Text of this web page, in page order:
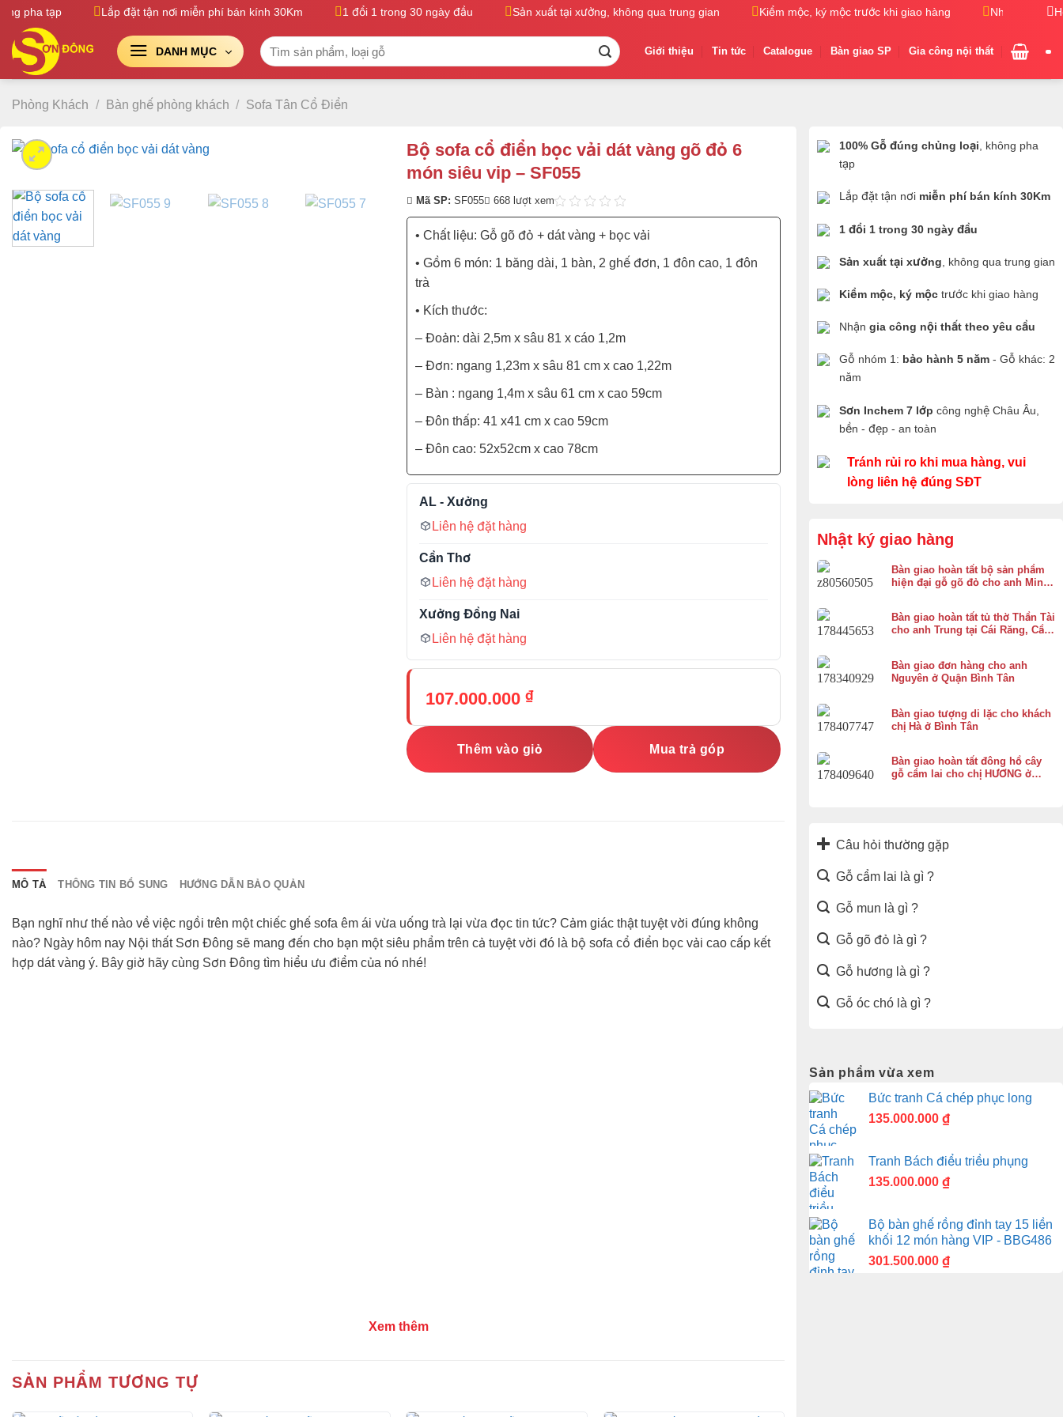
Bỏ
nội
dung
pha tạp Lắp đặt tận nơi miễn phí bán kính 30Km 1 đổi 1 trong 30 ngày đầu Sản xuất tại xưởng, không qua trung gian Kiểm mộc, ký mộc trước khi giao hàng Nhận gia công
DANH MỤC
Tìm
kiếm:
Giới thiệu Tin tức Catalogue Bàn giao SP Gia công nội thất
Phòng Khách / Bàn ghế phòng khách / Sofa Tân Cổ Điển
100% Gỗ đúng chủng loại , không pha
tạp
Lắp đặt tận nơimiễn phí bán kính 30Km
1 đổi 1 trong 30 ngày đầu
Sản xuất tại xưởng , không qua trung gian
Kiểm mộc, ký mộctrước khi giao hàng
Nhận gia công nội thất theo yêu cầu
Gỗ nhóm 1: bảo hành 5 năm- Gỗ khác: 2
năm
Sơn Inchem 7 lớp công nghệ Châu Âu,
bền - đẹp - an toàn
Tránh rủi ro khi mua hàng, vui
lòng liên hệ đúng SĐT
Nhật ký giao hàng
Bàn giao hoàn tất bộ sản phẩm
hiện đại gỗ gõ đỏ cho anh Minh
Bàn giao hoàn tất tủ thờ Thần Tài
cho anh Trung tại Cái Răng, Cần
Bàn giao đơn hàng cho anh
Nguyên ở Quận Bình Tân
Bàn giao tượng di lặc cho khách
chị Hà ở Bình Tân
Bàn giao hoàn tất đông hồ cây
gỗ cẩm lai cho chị HƯƠNG ở
Câu hỏi thường gặp
Gỗ cẩm lai là gì ?
Gỗ mun là gì ?
Gỗ gõ đỏ là gì ?
Gỗ hương là gì ?
Gỗ óc chó là gì ?
Sản phẩm vừa xem
Bức tranh Cá chép phục long
135.000.000 ₫
Tranh Bách điểu triều phụng
135.000.000 ₫
Bộ bàn ghế rồng đỉnh tay 15 liền
khối 12 món hàng VIP - BBG486
301.500.000 ₫
Bộ sofa cổ điển bọc vải dát vàng gõ đỏ 6
món siêu vip – SF055
Mã SP: SF055 668 lượt xem
• Chất liệu: Gỗ gõ đỏ + dát vàng + bọc vải
• Gồm 6 món: 1 băng dài, 1 bàn, 2 ghế đơn, 1 đôn cao, 1 đôn
trà
• Kích thước:
– Đoản: dài 2,5m x sâu 81 x cáo 1,2m
– Đơn: ngang 1,23m x sâu 81 cm x cao 1,22m
– Bàn : ngang 1,4m x sâu 61 cm x cao 59cm
– Đôn thấp: 41 x41 cm x cao 59cm
– Đôn cao: 52x52cm x cao 78cm
AL - Xưởng
Liên hệ đặt hàng
Cần Thơ
Liên hệ đặt hàng
Xưởng Đồng Nai
Liên hệ đặt hàng
107.000.000 ₫
Thêm vào giỏ Mua trả góp
MÔ TẢ THÔNG TIN BỔ SUNG HƯỚNG DẪN BẢO QUẢN
Bạn nghĩ như thế nào về việc ngồi trên một chiếc ghế sofa êm ái vừa uống trà lại vừa đọc tin tức? Cảm giác thật tuyệt vời đúng không
nào? Ngày hôm nay Nội thất Sơn Đông sẽ mang đến cho bạn một siêu phẩm trên cả tuyệt vời đó là bộ sofa cổ điển bọc vải cao cấp kết
hợp dát vàng ý. Bây giờ hãy cùng Sơn Đông tìm hiểu ưu điểm của nó nhé!
Xem thêm
SẢN PHẨM TƯƠNG TỰ